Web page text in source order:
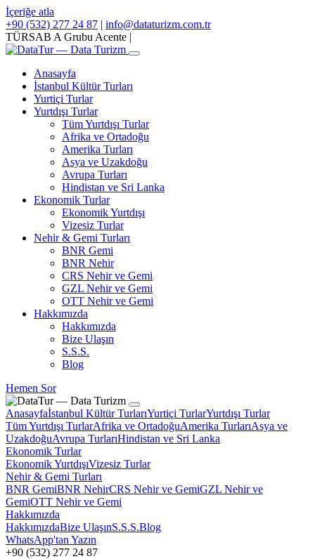
İçeriğe atla
+90 (532) 277 24 87 | info@dataturizm.com.tr
TÜRSAB A Grubu Acente |
Anasayfa
İstanbul Kültür Turları
Yurtiçi Turlar
Yurtdışı Turlar
Tüm Yurtdışı Turlar
Afrika ve Ortadoğu
Amerika Turları
Asya ve Uzakdoğu
Avrupa Turları
Hindistan ve Sri Lanka
Ekonomik Turlar
Ekonomik Yurtdışı
Vizesiz Turlar
Nehir & Gemi Turları
BNR Gemi
BNR Nehir
CRS Nehir ve Gemi
GZL Nehir ve Gemi
OTT Nehir ve Gemi
Hakkımızda
Hakkımızda
Bize Ulaşın
S.S.S.
Blog
Hemen Sor
Anasayfaİstanbul Kültür TurlarıYurtiçi TurlarYurtdışı Turlar
Tüm Yurtdışı TurlarAfrika ve OrtadoğuAmerika TurlarıAsya ve
UzakdoğuAvrupa TurlarıHindistan ve Sri Lanka
Ekonomik Turlar
Ekonomik YurtdışıVizesiz Turlar
Nehir & Gemi Turları
BNR GemiBNR NehirCRS Nehir ve GemiGZL Nehir ve
GemiOTT Nehir ve Gemi
Hakkımızda
HakkımızdaBize UlaşınS.S.S.Blog
WhatsApp'tan Yazın
+90 (532) 277 24 87